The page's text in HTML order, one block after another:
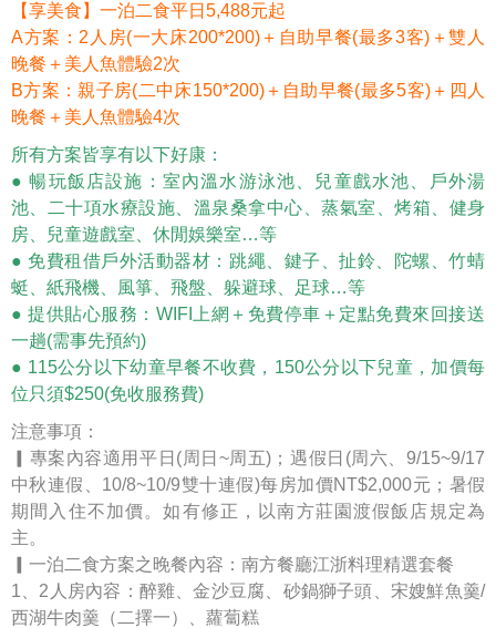
【享美食】一泊二食平日5,488元起
A方案：2人房(一大床200*200)＋自助早餐(最多3客)＋雙人
晚餐＋美人魚體驗2次
B方案：親子房(二中床150*200)＋自助早餐(最多5客)＋四人
晚餐＋美人魚體驗4次
所有方案皆享有以下好康：
● 暢玩飯店設施：室內溫水游泳池、兒童戲水池、戶外湯
池、二十項水療設施、溫泉桑拿中心、蒸氣室、烤箱、健身
房、兒童遊戲室、休閒娛樂室…等
● 免費租借戶外活動器材：跳繩、鍵子、扯鈴、陀螺、竹蜻
蜓、紙飛機、風箏、飛盤、躲避球、足球…等
● 提供貼心服務：WIFI上網＋免費停車＋定點免費來回接送
一趟(需事先預約)
● 115公分以下幼童早餐不收費，150公分以下兒童，加價每
位只須$250(免收服務費)
注意事項：
▎專案內容適用平日(周日~周五)；遇假日(周六、9/15~9/17
中秋連假、10/8~10/9雙十連假)每房加價NT$2,000元；暑假
期間入住不加價。如有修正，以南方莊園渡假飯店規定為
主。
▎一泊二食方案之晚餐內容：南方餐廳江浙料理精選套餐
1、2人房內容：醉雞、金沙豆腐、砂鍋獅子頭、宋嫂鮮魚羹/
西湖牛肉羹（二擇一）、蘿蔔糕